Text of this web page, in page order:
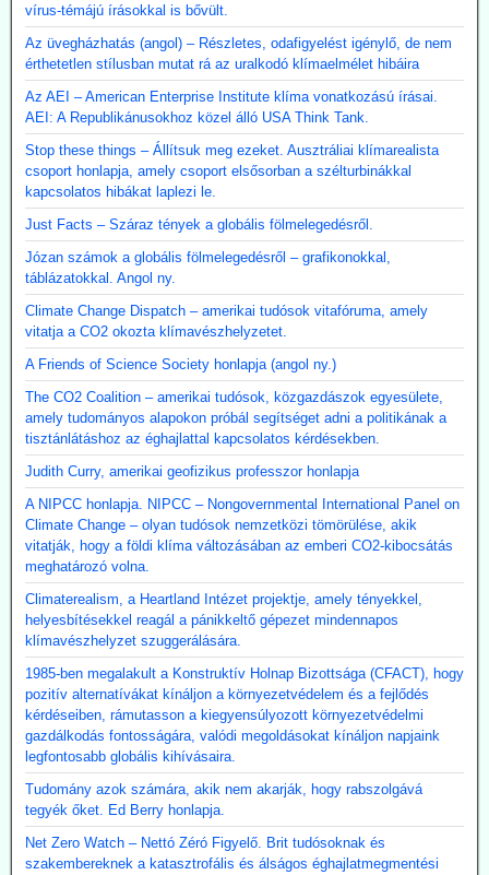
vírus-témájú írásokkal is bővült.
Az üvegházhatás (angol) – Részletes, odafigyelést igénylő, de nem
érthetetlen stílusban mutat rá az uralkodó klímaelmélet hibáira
Az AEI – American Enterprise Institute klíma vonatkozású írásai.
AEI: A Republikánusokhoz közel álló USA Think Tank.
Stop these things – Állítsuk meg ezeket. Ausztráliai klímarealista
csoport honlapja, amely csoport elsősorban a szélturbinákkal
kapcsolatos hibákat laplezi le.
Just Facts – Száraz tények a globális fölmelegedésről.
Józan számok a globális fölmelegedésről – grafikonokkal,
táblázatokkal. Angol ny.
Climate Change Dispatch – amerikai tudósok vitafóruma, amely
vitatja a CO2 okozta klímavészhelyzetet.
A Friends of Science Society honlapja (angol ny.)
The CO2 Coalition – amerikai tudósok, közgazdászok egyesülete,
amely tudományos alapokon próbál segítséget adni a politikának a
tisztánlátáshoz az éghajlattal kapcsolatos kérdésekben.
Judith Curry, amerikai geofizikus professzor honlapja
A NIPCC honlapja. NIPCC – Nongovernmental International Panel on
Climate Change – olyan tudósok nemzetközi tömörülése, akik
vitatják, hogy a földi klíma változásában az emberi CO2-kibocsátás
meghatározó volna.
Climaterealism, a Heartland Intézet projektje, amely tényekkel,
helyesbítésekkel reagál a pánikkeltő gépezet mindennapos
klímavészhelyzet szuggerálására.
1985-ben megalakult a Konstruktív Holnap Bizottsága (CFACT), hogy
pozitív alternatívákat kínáljon a környezetvédelem és a fejlődés
kérdéseiben, rámutasson a kiegyensúlyozott környezetvédelmi
gazdálkodás fontosságára, valódi megoldásokat kínáljon napjaink
legfontosabb globális kihívásaira.
Tudomány azok számára, akik nem akarják, hogy rabszolgává
tegyék őket. Ed Berry honlapja.
Net Zero Watch – Nettó Zéró Figyelő. Brit tudósoknak és
szakembereknek a katasztrofális és álságos éghajlatmegmentési